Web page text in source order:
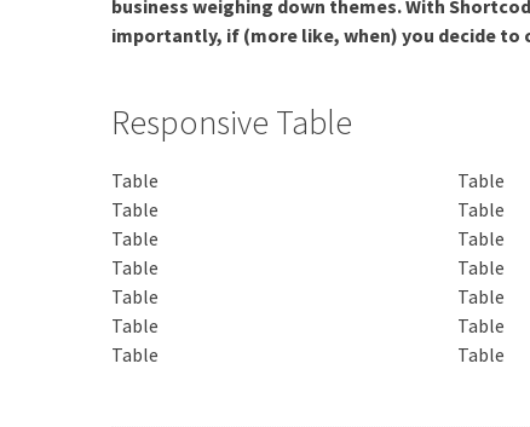
business weighing down themes. With
importantly, if (more like, when) you decide to
Responsive Table
Table Table
Table
Table
Table
Table
Table
Table
Table
Table
Table
Table
Table
Table